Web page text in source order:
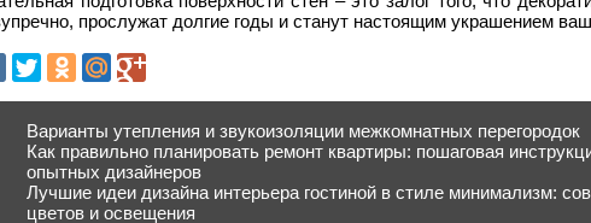
прослужат долгие годы и станут настоящим украшением
Варианты утепления и звукоизоляции межкомнатных перегородок
Как правильно планировать ремонт квартиры: пошаговая
опытных дизайнеров
Лучшие идеи дизайна интерьера гостиной в стиле минимализм:
цветов и освещения